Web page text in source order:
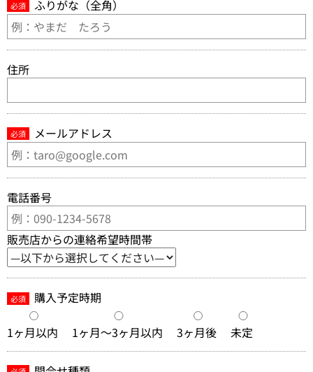
必須 ふりがな（全角）
住所
必須 メールアドレス
電話番号
販売店からの連絡希望時間帯
必須 購入予定時期
1ヶ月以内 1ヶ月～3ヶ月以内 3ヶ月後 未定